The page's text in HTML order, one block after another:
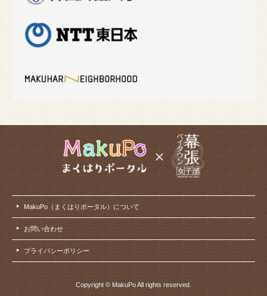
MakuPo（まくはりポータル）について
お問い合わせ
プライバシーポリシー
Copyright © MakuPo All rights reserved.